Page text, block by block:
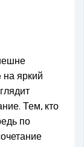
на яркий
Тем, кто
по